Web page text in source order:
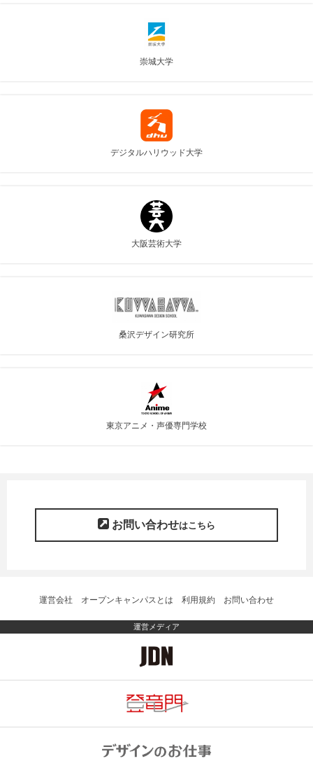
崇城大学
デジタルハリウッド大学
大阪芸術大学
桑沢デザイン研究所
東京アニメ・声優専門学校
お問い合わせはこちら
運営会社 オープンキャンパスとは 利用規約 お問い合わせ
運営メディア